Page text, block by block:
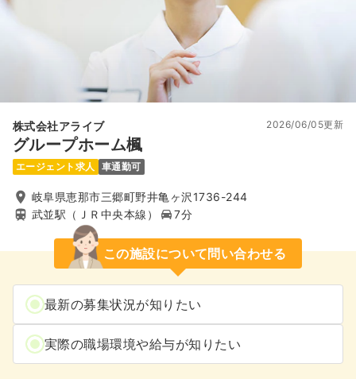
株式会社アライブ
グループホーム楓
2026/06/05更新
エージェント求人 車通勤可
岐阜県恵那市三郷町野井亀ヶ沢1736-244
武並駅（ＪＲ中央本線）
7分
この施設について問い合わせる
最新の募集状況が知りたい
実際の職場環境や給与が知りたい